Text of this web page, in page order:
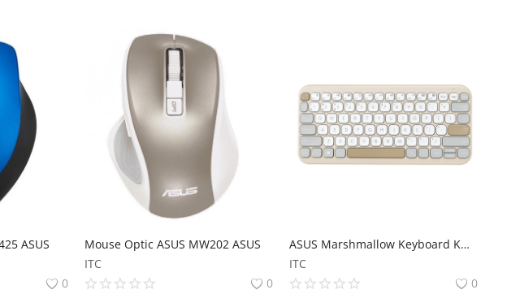
ASUS
0
Mouse Optic ASUS MW202 ASUS
ITC
0
ASUS Marshmallow Keyboard KW100 ASUS
ITC
0